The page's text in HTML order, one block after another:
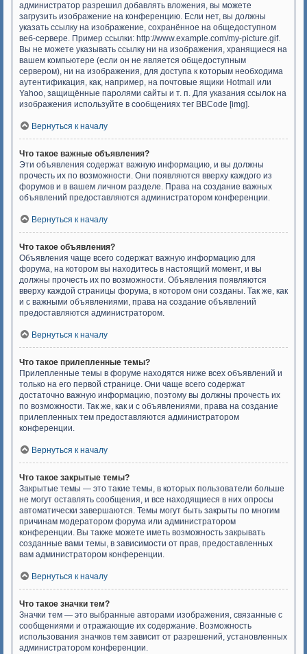
администратор разрешил добавлять вложения, вы можете
загрузить изображение на конференцию. Если нет, вы должны
указать ссылку на изображение, сохранённое на общедоступном
веб-сервере. Пример ссылки: http://www.example.com/my-picture.gif.
Вы не можете указывать ссылку ни на изображения, хранящиеся на
вашем компьютере (если он не является общедоступным
сервером), ни на изображения, для доступа к которым необходима
аутентификация, как, например, на почтовые ящики Hotmail или
Yahoo, защищённые паролями сайты и т. п. Для указания ссылок на
изображения используйте в сообщениях тег BBCode [img].
Вернуться к началу
Что такое важные объявления?
Эти объявления содержат важную информацию, и вы должны
прочесть их по возможности. Они появляются вверху каждого из
форумов и в вашем личном разделе. Права на создание важных
объявлений предоставляются администратором конференции.
Вернуться к началу
Что такое объявления?
Объявления чаще всего содержат важную информацию для
форума, на котором вы находитесь в настоящий момент, и вы
должны прочесть их по возможности. Объявления появляются
вверху каждой страницы форума, в котором они созданы. Так же, как
и с важными объявлениями, права на создание объявлений
предоставляются администратором.
Вернуться к началу
Что такое прилепленные темы?
Прилепленные темы в форуме находятся ниже всех объявлений и
только на его первой странице. Они чаще всего содержат
достаточно важную информацию, поэтому вы должны прочесть их
по возможности. Так же, как и с объявлениями, права на создание
прилепленных тем предоставляются администратором
конференции.
Вернуться к началу
Что такое закрытые темы?
Закрытые темы — это такие темы, в которых пользователи больше
не могут оставлять сообщения, и все находящиеся в них опросы
автоматически завершаются. Темы могут быть закрыты по многим
причинам модератором форума или администратором
конференции. Вы также можете иметь возможность закрывать
созданные вами темы, в зависимости от прав, предоставленных
вам администратором конференции.
Вернуться к началу
Что такое значки тем?
Значки тем — это выбранные авторами изображения, связанные с
сообщениями и отражающие их содержание. Возможность
использования значков тем зависит от разрешений, установленных
администратором конференции.